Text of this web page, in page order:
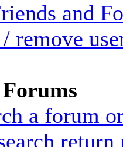
and
remove
a forum
return